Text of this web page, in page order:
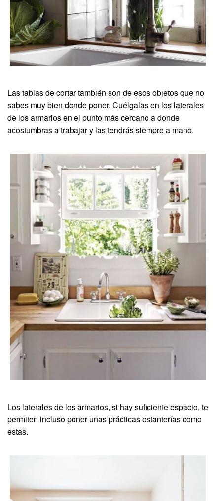
Las tablas de cortar también son de esos objetos que no
sabes muy bien donde poner. Cuélgalas en los laterales
de los armarios en el punto más cercano a donde
acostumbras a trabajar y las tendrás siempre a mano.
Los laterales de los armarios, si hay suficiente espacio, te
permiten incluso poner unas prácticas estanterías como
estas.